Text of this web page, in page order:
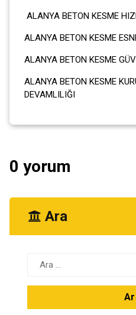
ALANYA BETON KESME
ALANYA BETON KESME
ALANYA BETON KESME
ALANYA BETON KESME
DEVAMLILIĞI
0 yorum
Ara
Arama: